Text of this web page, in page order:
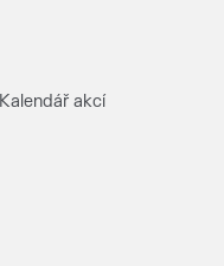
Kalendář akcí